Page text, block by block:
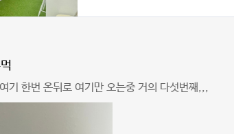
기 한번 온뒤로 여기만 오는중 거의 다섯번째,,,